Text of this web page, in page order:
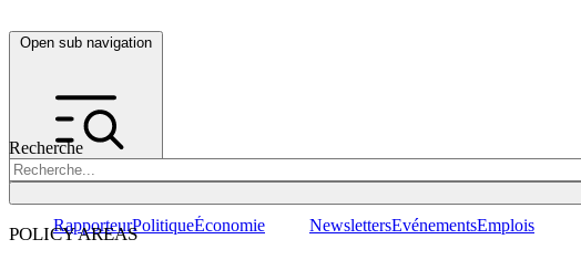
Open sub navigation
Recherche
POLICY AREAS
RapporteurPolitiqueÉconomie NewslettersEvénementsEmplois